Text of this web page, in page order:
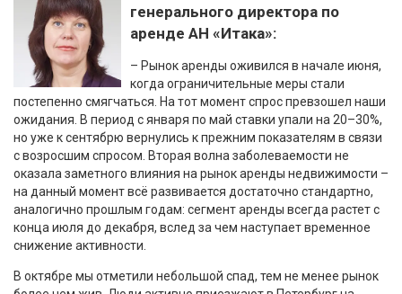
генерального директора по
аренде АН «Итака»:
– Рынок аренды оживился в начале июня,
когда ограничительные меры стали
постепенно смягчаться. На тот момент спрос превзошел наши
ожидания. В период с января по май ставки упали на 20–30%,
но уже к сентябрю вернулись к прежним показателям в связи
с возросшим спросом. Вторая волна заболеваемости не
оказала заметного влияния на рынок аренды недвижимости –
на данный момент всё развивается достаточно стандартно,
аналогично прошлым годам: сегмент аренды всегда растет с
конца июля до декабря, вслед за чем наступает временное
снижение активности.
В октябре мы отметили небольшой спад, тем не менее рынок